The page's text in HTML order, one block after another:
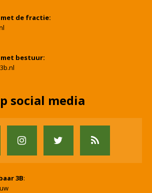
de fractie:
bestuur:
social media
3B: